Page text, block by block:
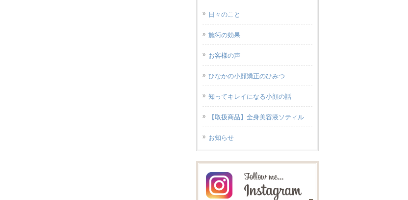
日々のこと
施術の効果
お客様の声
ひなかの小顔矯正のひみつ
知ってキレイになる小顔の話
【取扱商品】全身美容液ソティル
お知らせ